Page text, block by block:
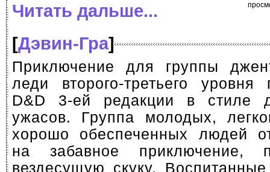
Читать дальше...
[Дэвин-Гра]
Приключение для группы
леди второго-третьего
D&D 3-ей редакции в стиле
ужасов. Группа молодых,
хорошо обеспеченных людей
на забавное приключение,
вездесущую скуку.